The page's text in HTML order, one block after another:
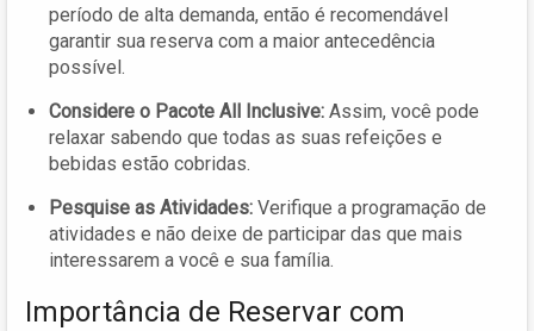
período de alta demanda, então é recomendável
garantir sua reserva com a maior antecedência
possível.
Considere o Pacote All Inclusive: Assim, você pode
relaxar sabendo que todas as suas refeições e
bebidas estão cobridas.
Pesquise as Atividades: Verifique a programação de
atividades e não deixe de participar das que mais
interessarem a você e sua família.
Importância de Reservar com